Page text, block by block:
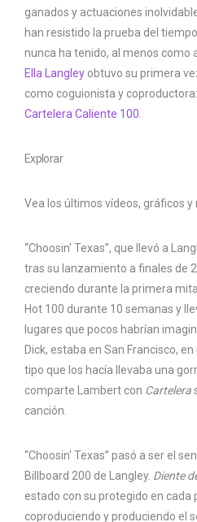
ganados y actuaciones
han resistido la prueba del
nunca ha tenido, al menos como
Ella Langley obtuvo su primera
como coguionista y
Cartelera Caliente 100
Explorar
Vea los últimos vídeos, gráficos y
“Choosin' Texas”, que llevó a
tras su lanzamiento a finales de
creciendo durante la primera
Hot 100 durante 10 semanas y
lugares que pocos habrían
Dick, estaba en San Francisco,
tipo que los hacía llevaba una
comparte Lambert con Cartelera
canción.
“Choosin' Texas” pasó a ser el
Billboard 200 de Langley. Diente
estado con su protegido en cada
coproduciendo y produciendo el